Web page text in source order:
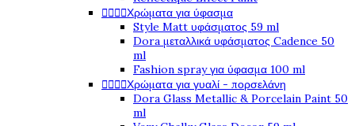
Χρώματα για ύφασμα
Style Matt υφάσματος 59 ml
Dora μεταλλικά υφάσματος Cadence 50
ml
Fashion spray για ύφασμα 100 ml
Χρώματα για γυαλί - πορσελάνη
Dora Glass Metallic & Porcelain Paint 50
ml